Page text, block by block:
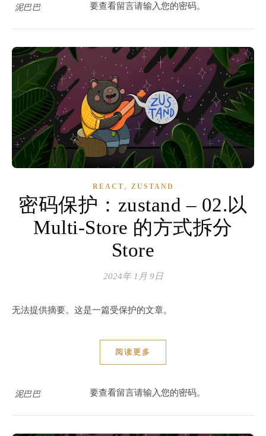
泥巴巴 要查看留言请输入您的密码。
REACT , ZUSTAND
密码保护：zustand – 02.以
Multi-Store 的方式拆分
Store
2024年 1月 9日
无法提供摘要。这是一篇受保护的文章。
阅读更多
泥巴巴 要查看留言请输入您的密码。